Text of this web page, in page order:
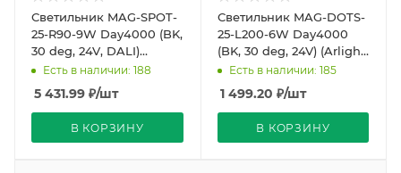
Светильник MAG-SPOT-
25-R90-9W Day4000 (BK,
30 deg, 24V, DALI)
(Arlight, IP20 Металл, 5
Есть в наличии: 188
5 431.99 ₽/шт
В КОРЗИНУ
Светильник MAG-DOTS-
25-L200-6W Day4000
(BK, 30 deg, 24V) (Arlight,
IP20 Металл, 5 лет)
Есть в наличии: 185
1 499.20 ₽/шт
В КОРЗИНУ